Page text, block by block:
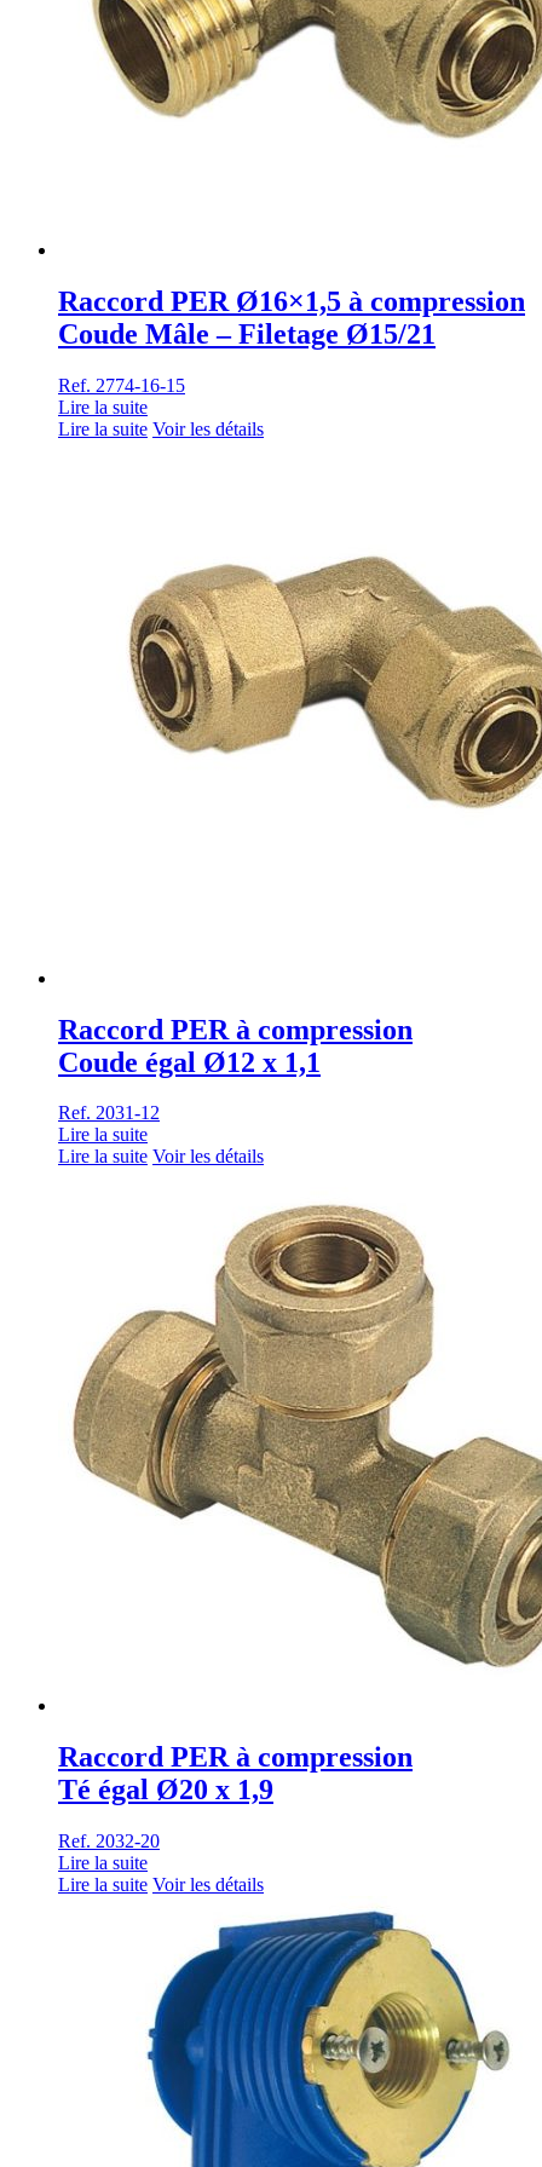
Raccord PER Ø16×1,5 à compression
Coude Mâle – Filetage Ø15/21
Ref. 2774-16-15
Lire la suite
Lire la suite Voir les détails
Raccord PER à compression
Coude égal Ø12 x 1,1
Ref. 2031-12
Lire la suite
Lire la suite Voir les détails
Raccord PER à compression
Té égal Ø20 x 1,9
Ref. 2032-20
Lire la suite
Lire la suite Voir les détails